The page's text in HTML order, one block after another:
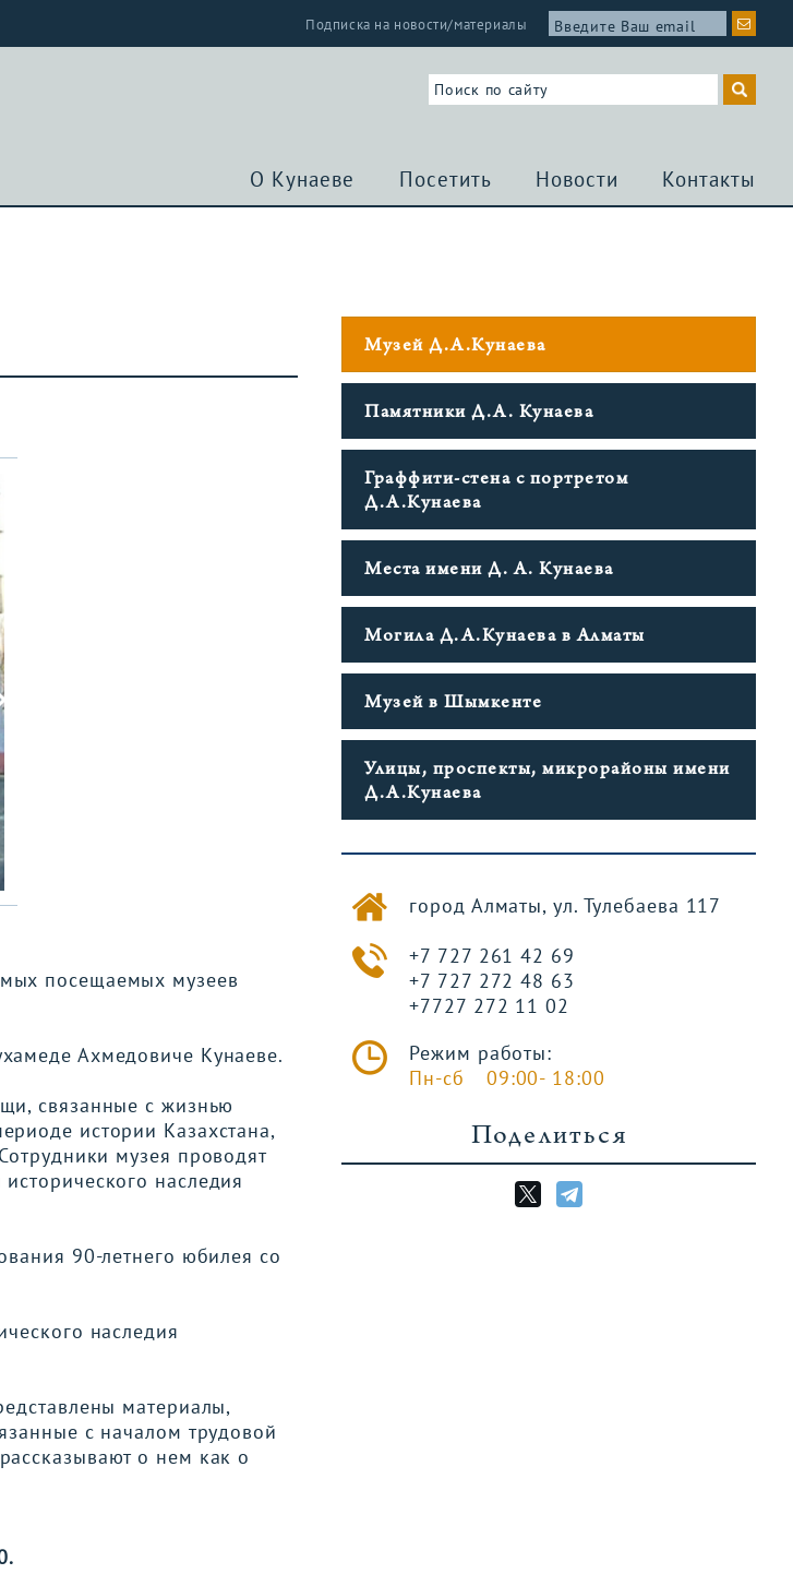
Подписка на новости/материалы
О Кунаеве Посетить Новости Контакты
посещаемых музеев
Ахмедовиче Кунаеве.
связанные с жизнью
истории Казахстана,
музея проводят
наследия
90-летнего юбилея со
наследия
материалы,
с началом трудовой
о нем како
Музей Д.А.Кунаева
Памятники Д.А. Кунаева
Граффити-стена c портретом
Д.А.Кунаева
Места имени Д. А. Кунаева
Могила Д.А.Кунаева в Алматы
Музей в Шымкенте
Улицы, проспекты, микрорайоны имени
Д.А.Кунаева
город Алматы, ул. Тулебаева 117
+7 727 261 42 69
+7 727 272 48 63
+7727 272 11 02
Режим работы:
Пн-сб
09:00- 18:00
Поделиться